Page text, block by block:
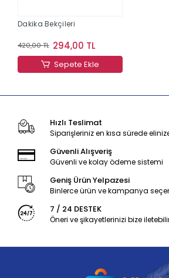
Dakika Bekçileri
420,00 TL 294,00 TL
Sepete Ekle
Hızlı Teslimat
Siparişleriniz en kısa sürede
Güvenli Alışveriş
Güvenli ve kolay ödeme sistemi
Geniş Ürün Yelpazesi
Binlerce ürün ve kampanya
7 / 24 DESTEK
Öneri ve şikayetlerinizi bize